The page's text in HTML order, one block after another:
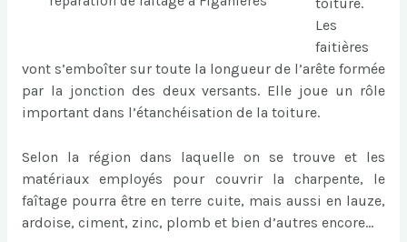
toiture.
Les
faitières
vont s’emboîter sur toute la longueur de l’arête formée
par la jonction des deux versants. Elle joue un rôle
important dans l’étanchéisation de la toiture.
Selon la région dans laquelle on se trouve et les
matériaux employés pour couvrir la charpente, le
faîtage pourra être en terre cuite, mais aussi en lauze,
ardoise, ciment, zinc, plomb et bien d’autres encore…